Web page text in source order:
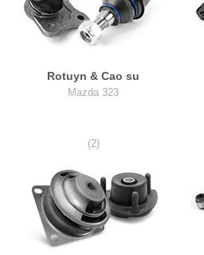
Rotuyn & Cao su
Mazda 323
(2)